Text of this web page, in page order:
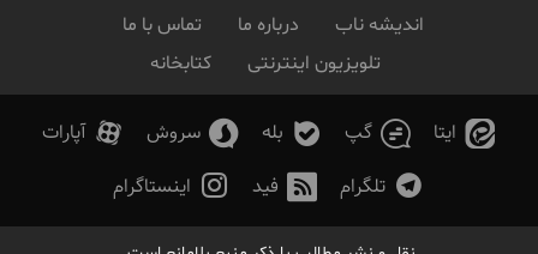
اندیشه ناب درباره ما
تماس با ما
تلویزیون اینترنتی
کتابخانه
ایتا گپ بله سروش
آپارات
تلگرام
فید اینستاگرام